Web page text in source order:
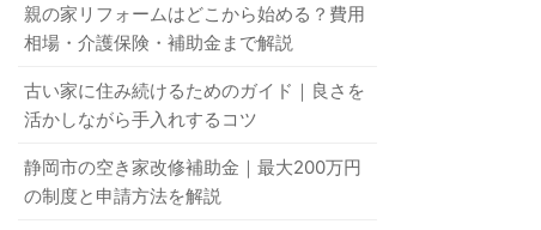
親の家リフォームはどこから始める？費用
相場・介護保険・補助金まで解説
古い家に住み続けるためのガイド｜良さを
活かしながら手入れするコツ
静岡市の空き家改修補助金｜最大200万円
の制度と申請方法を解説